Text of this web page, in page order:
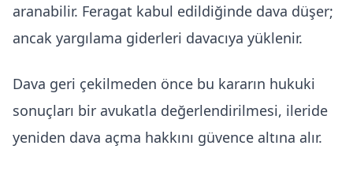
aranabilir. Feragat kabul edildiğinde dava düşer;
ancak yargılama giderleri davacıya yüklenir.
Dava geri çekilmeden önce bu kararın hukuki
sonuçları bir avukatla değerlendirilmesi, ileride
yeniden dava açma hakkını güvence altına alır.